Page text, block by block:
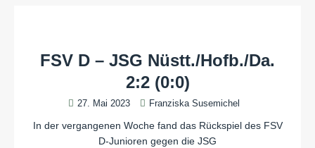
FSV D – JSG Nüstt./Hofb./Da.
2:2 (0:0)
27. Mai 2023 Franziska Susemichel
In der vergangenen Woche fand das Rückspiel des FSV
D-Junioren gegen die JSG